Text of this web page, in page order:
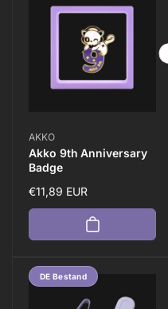
Anbieter:
AKKO
Akko 9th Anniversary
Badge
Normaler
Preis
€11,89 EUR
DE Bestand